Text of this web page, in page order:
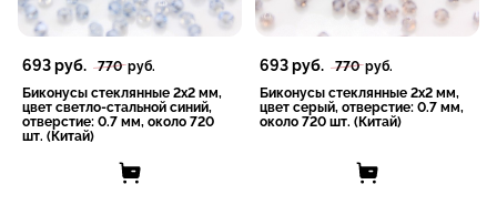
693руб. 770руб.
Биконусы стеклянные 2x2 мм,
цвет светло-стальной синий,
отверстие: 0.7 мм, около 720
шт. (Китай)
693руб. 770руб.
Биконусы стеклянные 2x2 мм,
цвет серый, отверстие: 0.7 мм,
около 720 шт. (Китай)